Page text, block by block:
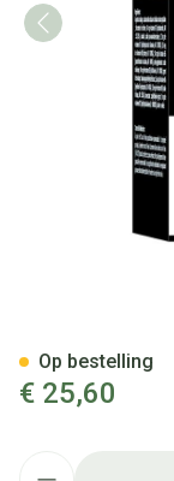
€ 25,60
Op bestelling